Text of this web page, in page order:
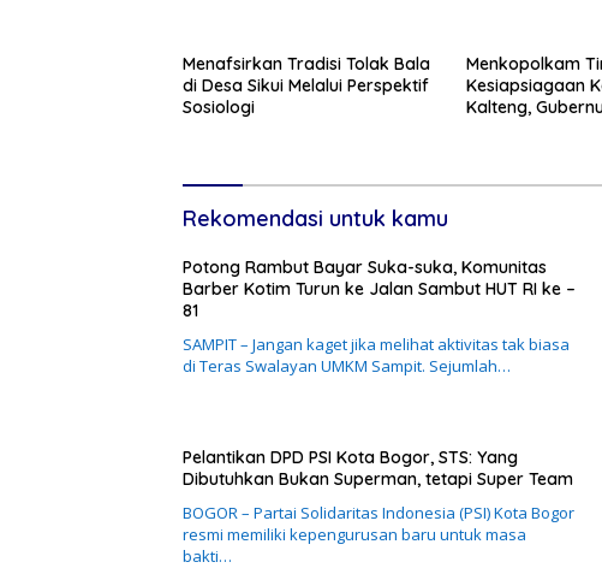
Menafsirkan Tradisi Tolak Bala
di Desa Sikui Melalui Perspektif
Sosiologi
Menkopolkam
Kesiapsiagaan
Kalteng,
Rekomendasi untuk kamu
Potong Rambut Bayar Suka-suka, Komunitas
Barber Kotim Turun ke Jalan Sambut HUT RI ke –
81
SAMPIT – Jangan kaget jika melihat aktivitas tak biasa
di Teras Swalayan UMKM Sampit. Sejumlah…
Pelantikan DPD PSI Kota Bogor, STS: Yang
Dibutuhkan Bukan Superman, tetapi Super Team
BOGOR – Partai Solidaritas Indonesia (PSI) Kota Bogor
resmi memiliki kepengurusan baru untuk masa
bakti…